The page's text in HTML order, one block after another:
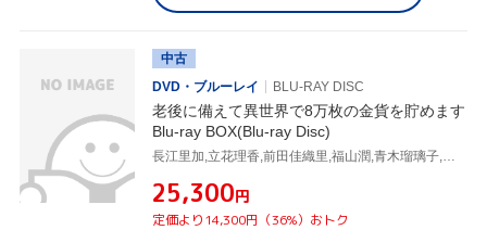
中古
DVD・ブルーレイ
BLU-RAY DISC
老後に備えて異世界で8万枚の金貨を貯めます
Blu-ray BOX(Blu-ray Disc)
¥25,300円
定価より14,300円（36%）おトク